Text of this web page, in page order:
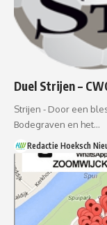
Duel Strijen –
Strijen - Door een
Bodegraven en het…
Redactie Hoeksch